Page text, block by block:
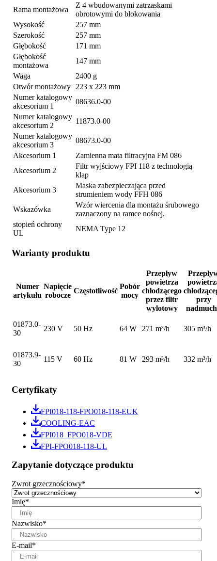
Rama montażowa
Z 4 wbudowanymi zatrzaskami
obrotowymi do blokowania
Wysokość
257 mm
Szerokość
257 mm
Głębokość
171 mm
Głębokość
montażowa
147 mm
Waga
2400 g
Otwór montażowy
223 x 223 mm
Numer katalogowy
akcesorium 1
08636.0-00
Numer katalogowy
akcesorium 2
11873.0-00
Numer katalogowy
akcesorium 3
08673.0-00
Akcesorium 1
Zamienna mata filtracyjna FM 086
Akcesorium 2
Filtr wyjściowy FPI 118 z technologią
klap
Akcesorium 3
Maska zabezpieczająca przed
strumieniem wody FFH 086
Wskazówka
Wzór wiercenia dla montażu śrubowego
zaznaczony na ramce nośnej.
stopień ochrony
UL
NEMA Type 12
Warianty produktu
Numer
artykułu
Napięcie
robocze
Częstotliwość
Pobór
mocy
Przepływ
powietrza
chłodzącego
przez filtr
wylotowy
przy
01873.0-
30
230 V 50 Hz 64 W 271 m³/h 305 m³/h
01873.9-
30
115 V 60 Hz 81 W 293 m³/h 332 m³/h
Certyfikaty
FPI018-118-FPO018-118-EUK
COOLING-EAC
FPI018_FPO018-VDE
FPI-FPO018-118-UL
Zapytanie dotyczące produktu
Zwrot grzecznościowy*
Imię*
Nazwisko*
E-mail*